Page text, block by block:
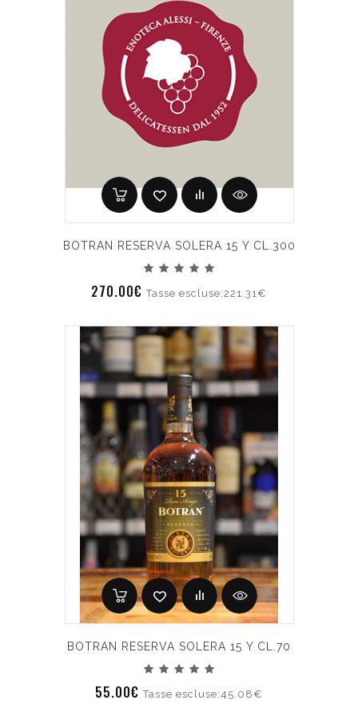
BOTRAN RESERVA SOLERA 15 Y CL.300
270.00€Tasse escluse:221.31€
BOTRAN RESERVA SOLERA 15 Y CL.70
55.00€Tasse escluse:45.08€